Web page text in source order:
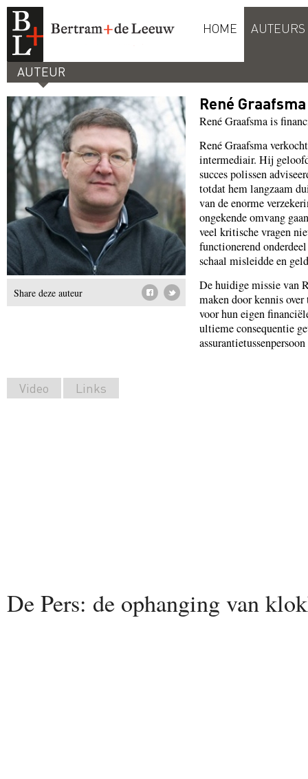
HOME AUTEURS
AUTEUR
Share deze auteur
René Graafsma
René Graafsma is
René Graafsma
intermediair. Hij
succes polissen
totdat hem langzaam
van de enorme
ongekende omvang
veel kritische vragen
functionerend
schaal misleidde en
De huidige missie van
maken door kennis
voor hun eigen
ultieme consequentie
Video Links
De Pers: de ophanging van